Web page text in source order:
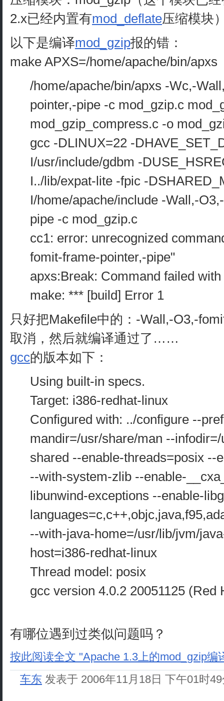
2.x已经内置有mod_deflate压缩模块
以下是编译mod_gzip报的错：
make APXS=/home/apache/bin/apxs
/home/apache/bin/apxs -Wc,-
pointer,-pipe -c mod_gzip.c
mod_gzip_compress.c -o
gcc -DLINUX=22 -
I/usr/include/gdbm -
I../lib/expat-lite -fpic -
I/home/apache/include -Wall,-
pipe -c mod_gzip.c
cc1: error: unrecognized
fomit-frame-pointer,-pipe"
apxs:Break: Command failed
make: *** [build] Error 1
只好把Makefile中的：-Wall,-O3,-
取消，然后就编译通过了……
gcc的版本如下：
Using built-in specs.
Target: i386-redhat-linux
Configured with: ../configure --
mandir=/usr/share/man --
shared --enable-threads=posix --
--with-system-zlib --enable-
libunwind-exceptions --enable-
--with-java-home=/usr/lib/jvm/
host=i386-redhat-linux
Thread model: posix
gcc version 4.0.2 20051125 (Red
有哪位遇到过类似问题吗？
按此阅读全文 "Apache 1.3上的mod_gzip编
车东 发表于 2006年11月18日 下午01时